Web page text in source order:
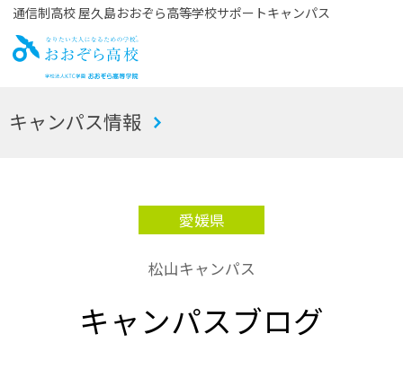
通信制高校 屋久島おおぞら高等学校サポートキャンパス
お
キャンパス情報
愛媛県
松山キャンパス
キャンパスブログ